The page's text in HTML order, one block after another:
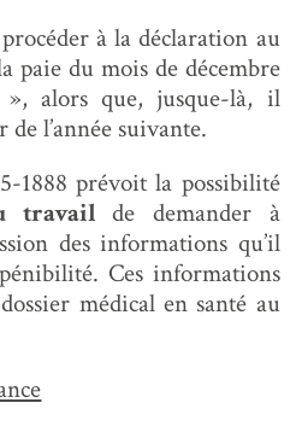
à la déclaration au
paie du mois de décembre
», alors que, jusque-là, il
de l’année suivante.
1888 prévoit la possibilité
travailde demander à
des informations qu’il
Ces informations
médical en santé au